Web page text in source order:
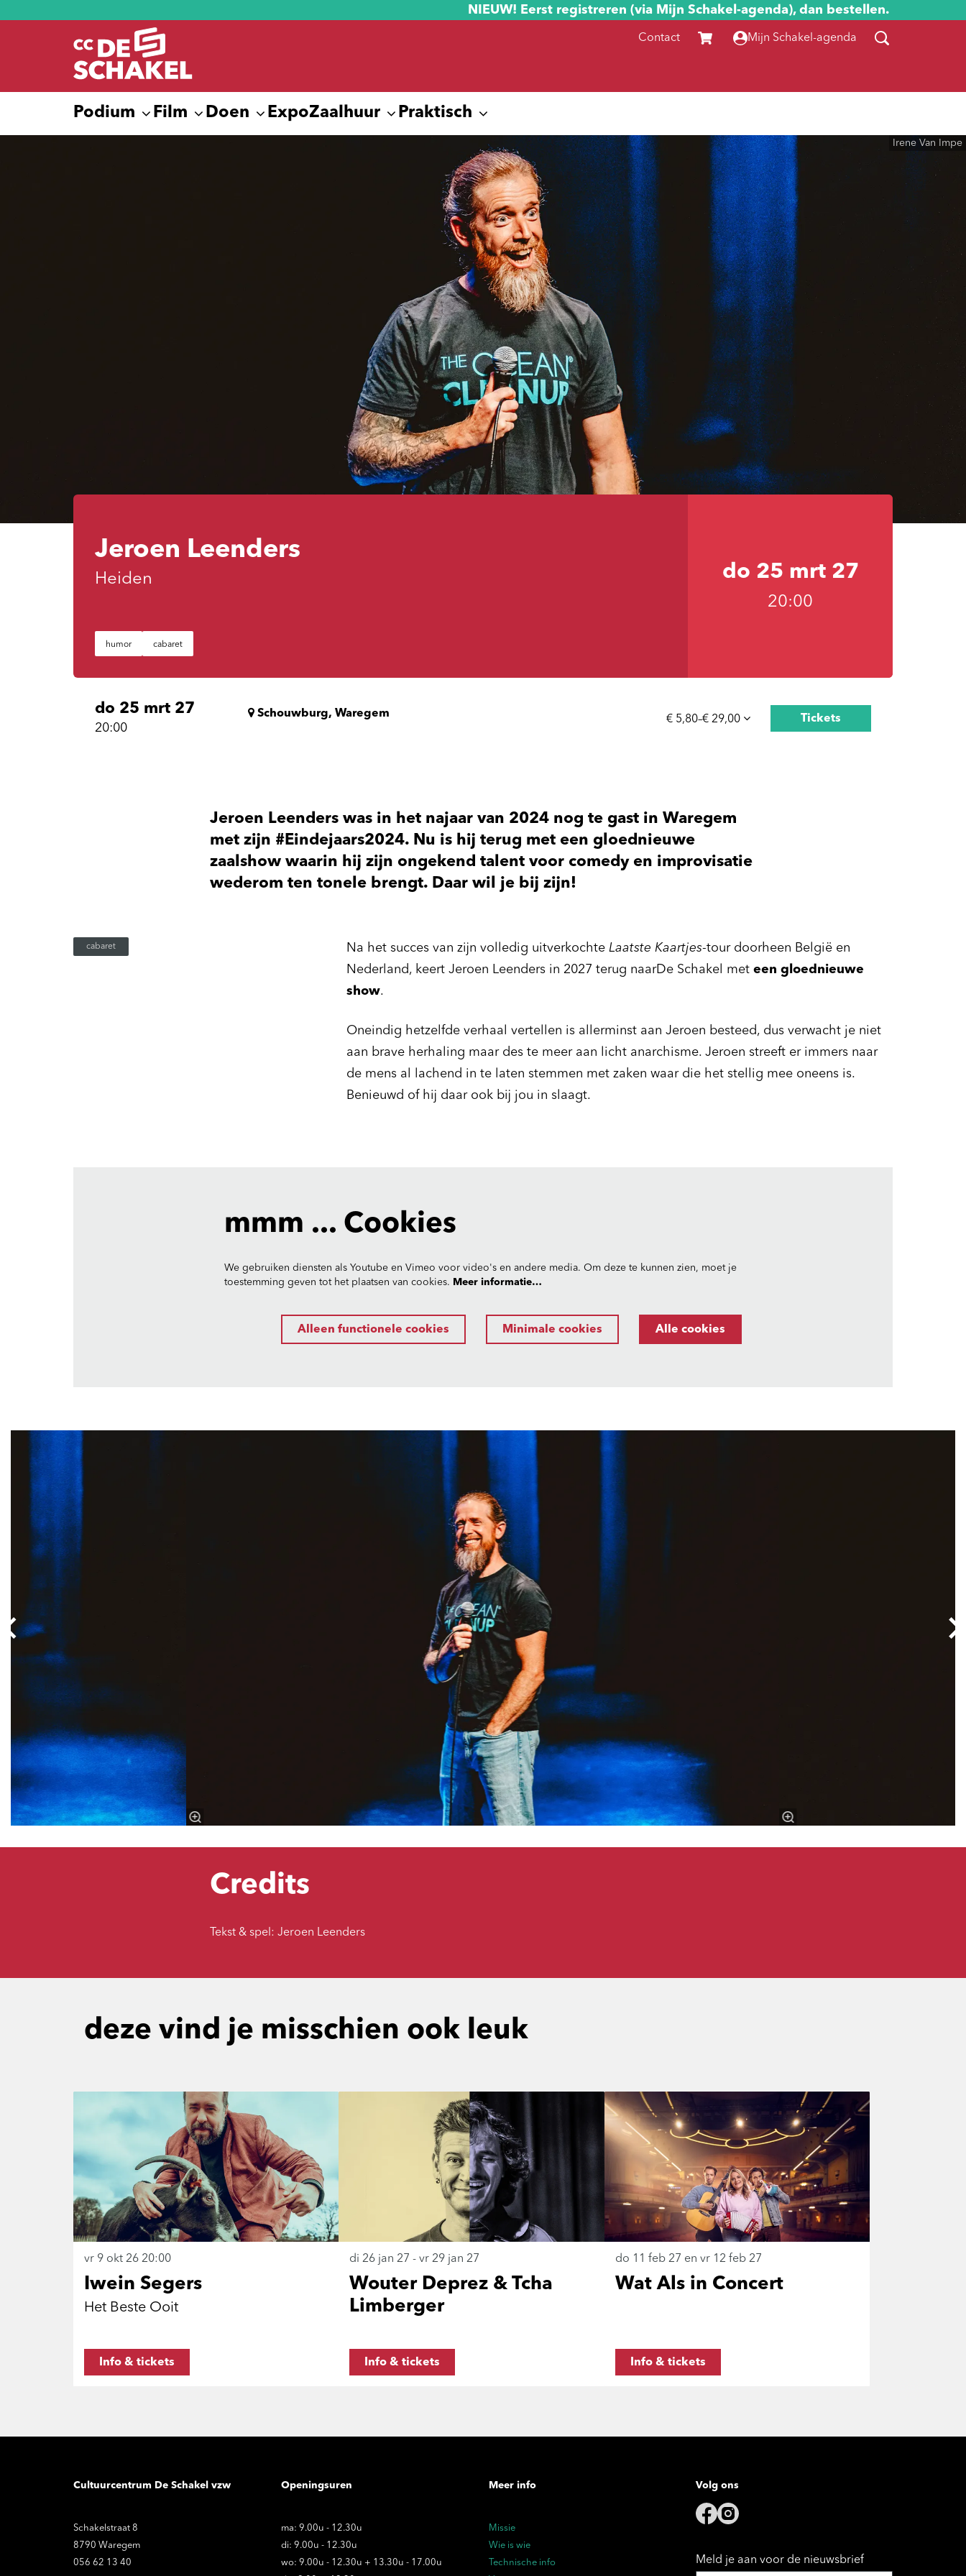
NIEUW! Eerst registreren (via Mijn Schakel-agenda), dan bestellen.
Contact Mijn Schakel-agenda
Podium Film Doen ExpoZaalhuur Praktisch
Irene Van Impe
Jeroen Leenders
Heiden
humor cabaret
do 25 mrt 27
20:00
do 25 mrt 27
20:00
Schouwburg, Waregem € 5,80–€ 29,00 Tickets
Jeroen Leenders was in het najaar van 2024 nog te gast in Waregem
met zijn #Eindejaars2024. Nu is hij terug met een gloednieuwe
zaalshow waarin hij zijn ongekend talent voor comedy en improvisatie
wederom ten tonele brengt. Daar wil je bij zijn!
Na het succes van zijn volledig uitverkochte Laatste Kaartjes-tour doorheen België en
Nederland, keert Jeroen Leenders in 2027 terug naarDe Schakel met een gloednieuwe
show.
Oneindig hetzelfde verhaal vertellen is allerminst aan Jeroen besteed, dus verwacht je niet
aan brave herhaling maar des te meer aan licht anarchisme. Jeroen streeft er immers naar
de mens al lachend in te laten stemmen met zaken waar die het stellig mee oneens is.
Benieuwd of hij daar ook bij jou in slaagt.
cabaret
mmm ... Cookies
We gebruiken diensten als Youtube en Vimeo voor video's en andere media. Om deze te kunnen zien, moet je
toestemming geven tot het plaatsen van cookies. Meer informatie…
Alleen functionele cookies Minimale cookies Alle cookies
Credits
Tekst & spel: Jeroen Leenders
deze vind je misschien ook leuk
Iwein Segers
Het Beste Ooit
vr 9 okt 26 20:00
Info & tickets
Wouter Deprez & Tcha
Limberger
di 26 jan 27-vr 29 jan 27
Info & tickets
Wat Als in Concert
do 11 feb 27 en vr 12 feb 27
Info & tickets
Cultuurcentrum De Schakel vzw
Schakelstraat 8
8790 Waregem
056 62 13 40
Openingsuren
ma: 9.00u - 12.30u
di: 9.00u - 12.30u
wo: 9.00u - 12.30u + 13.30u - 17.00u
Meer info
Missie
Wie is wie
Technische info
Volg ons
Meld je aan voor de nieuwsbrief